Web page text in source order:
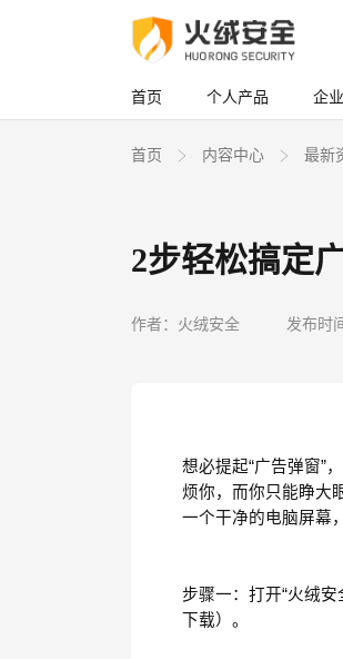
首页 个人产品 企
首页 内容中心 最新
2步轻松搞定
作者：火绒安全 发布时
想必提起“广告弹窗”
烦你，而你只能睁大
一个干净的电脑屏幕
步骤一：打开“火绒安
下载）。